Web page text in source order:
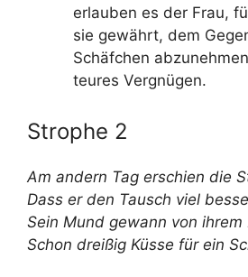
erlauben es der Frau,
sie gewährt, dem
Schäfchen
teures Vergnügen.
Strophe 2
Am andern Tag erschien die
Dass er den Tausch viel
Sein Mund gewann von ihrem
Schon dreißig Küsse für ein